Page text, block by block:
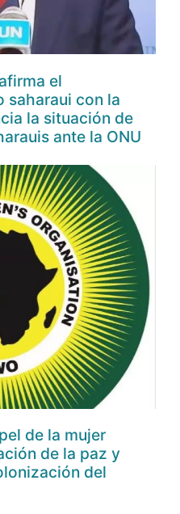
el
saharaui con la
la situación de
ante la ONU
de la mujer
de la paz y
del